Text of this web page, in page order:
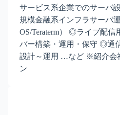
サービス系企業でのサーバ
規模金融系インフラサーバ
OS/Teraterm） ◎ライブ配信
バー構築・運用・保守 ◎通
設計～運用 …など ※紹介会
ン